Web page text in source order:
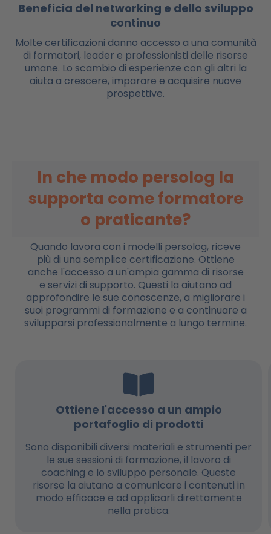
Beneficia del networking e dello sviluppo
continuo
Molte certificazioni danno accesso a una comunità
di formatori, leader e professionisti delle risorse
umane. Lo scambio di esperienze con gli altri la
aiuta a crescere, imparare e acquisire nuove
prospettive.
In che modo persolog la
supporta come formatore
o praticante?
Quando lavora con i modelli persolog, riceve
più di una semplice certificazione. Ottiene
anche l'accesso a un'ampia gamma di risorse
e servizi di supporto. Questi la aiutano ad
approfondire le sue conoscenze, a migliorare i
suoi programmi di formazione e a continuare a
svilupparsi professionalmente a lungo termine.
Ottiene l'accesso a un ampio
portafoglio di prodotti
Sono disponibili diversi materiali e strumenti per
le sue sessioni di formazione, il lavoro di
coaching e lo sviluppo personale. Queste
risorse la aiutano a comunicare i contenuti in
modo efficace e ad applicarli direttamente
nella pratica.